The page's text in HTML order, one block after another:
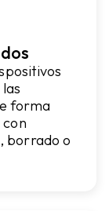
forma
borrado o